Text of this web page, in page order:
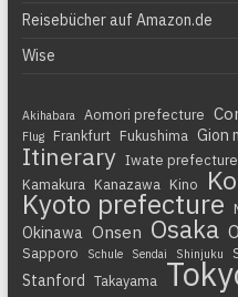
Reisebücher auf Amazon.de
Wise
Akihabara Aomori prefecture
Flug Frankfurt Fukushima Gion
Itinerary Iwate prefecture
Kamakura
Kanazawa Kino
Kyoto prefecture
Okinawa Onsen Osaka
Sapporo Schule Sendai Shinjuku
Stanford Takayama